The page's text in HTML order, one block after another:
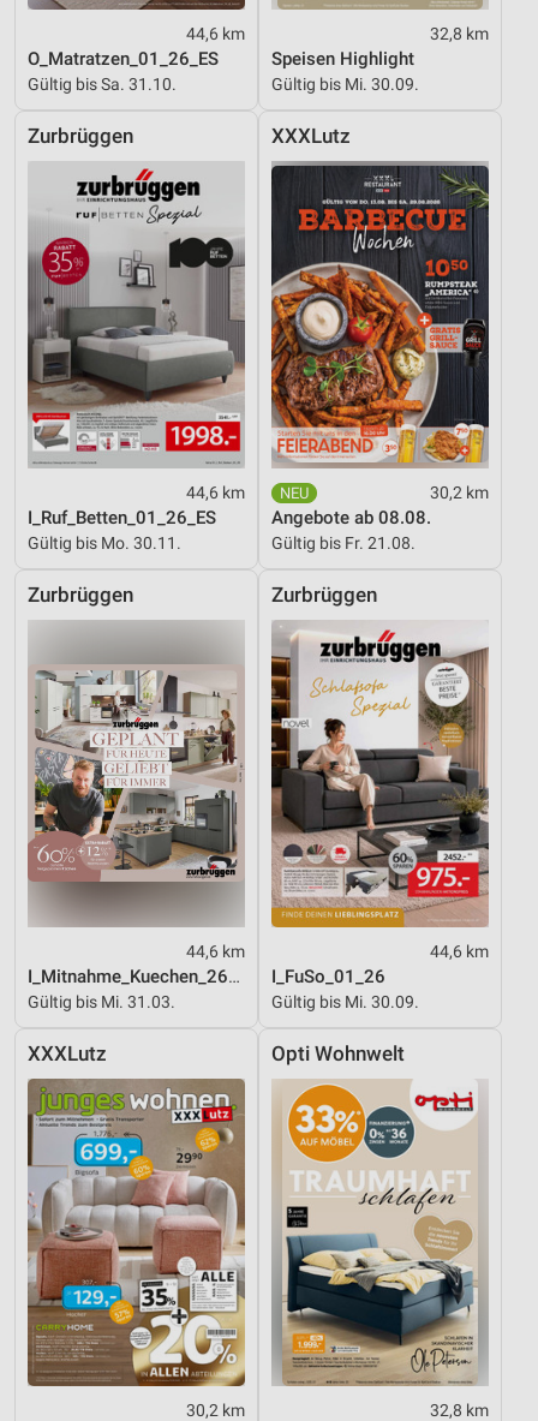
44,6 km
O_Matratzen_01_26_ES
Gültig bis Sa. 31.10.
32,8 km
Speisen Highlight
Gültig bis Mi. 30.09.
Zurbrüggen
44,6 km
I_Ruf_Betten_01_26_ES
Gültig bis Mo. 30.11.
XXXLutz
30,2 km
Angebote ab 08.08.
Gültig bis Fr. 21.08.
Zurbrüggen
44,6 km
I_Mitnahme_Kuechen_26_ES
Gültig bis Mi. 31.03.
Zurbrüggen
44,6 km
I_FuSo_01_26
Gültig bis Mi. 30.09.
XXXLutz
30,2 km
Opti Wohnwelt
32,8 km